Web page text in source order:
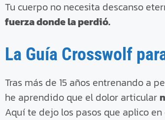
Tu cuerpo no necesita descanso
fuerza donde la perdió.
La Guía Crosswolf
Tras más de 15 años entrenando a
he aprendido que el dolor articular
Aquí te dejo los pasos que aplico